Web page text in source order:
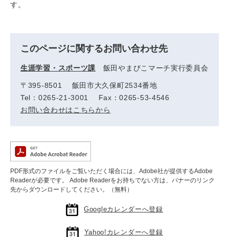
す。
このページに関するお問い合わせ先
生涯学習・スポーツ課 飯田やまびこマーチ実行委員会
〒395-8501 飯田市大久保町2534番地
Tel：0265‐21‐3001 Fax：0265‐53‐4546
お問い合わせはこちらから
PDF形式のファイルをご覧いただく場合には、Adobe社が提供するAdobe
Readerが必要です。
Adobe Readerをお持ちでない方は、バナーのリンク
先からダウンロードしてください。（無料）
Googleカレンダーへ登録
Yahoo!カレンダーへ登録